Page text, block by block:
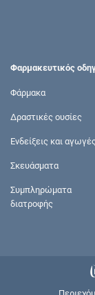
Φαρμακευτικός
Φάρμακα
Δραστικές ουσίες
Ενδείξεις και αγωγές
Σκευάσματα
Συμπληρώματα
διατροφής